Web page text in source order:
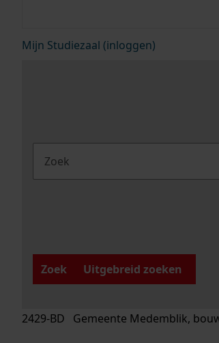
Mijn Studiezaal (inloggen)
Zoek
Uitgebreid zoeken
2429-BD Gemeente Medemblik,